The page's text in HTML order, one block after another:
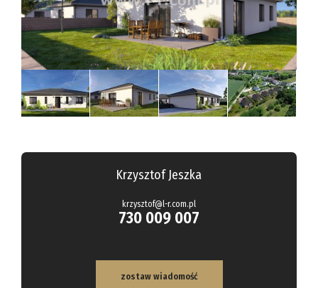
Hale
Obiekty
Notatnik
Krzysztof Jeszka
krzysztof@l-r.com.pl
730 009 007
zostaw wiadomość